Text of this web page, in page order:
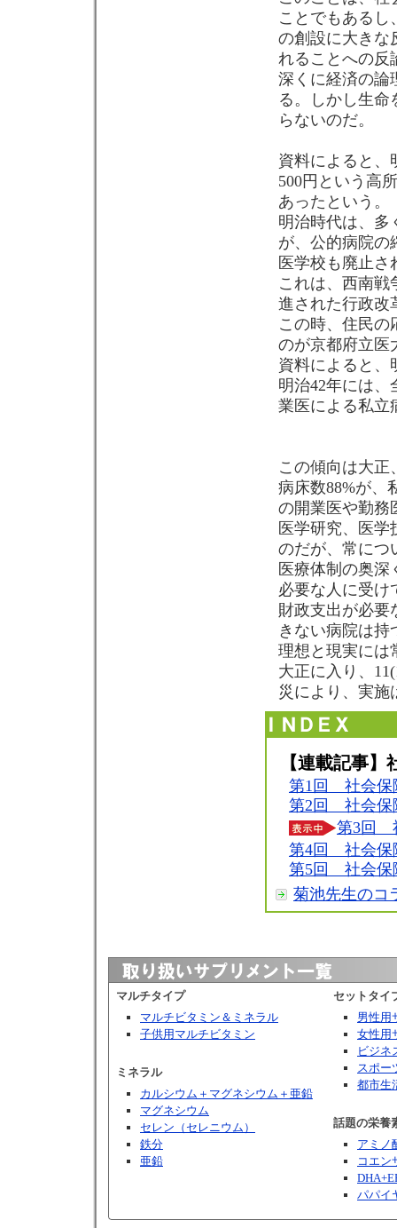
ことでもあるし
の創設に大きな
れることへの反
深くに経済の論
る。しかし生命
らないのだ。
資料によると、
500円という高
あったという。
明治時代は、多
が、公的病院の
医学校も廃止さ
これは、西南戦
進された行政改
この時、住民の
のが京都府立医
資料によると、
明治42年には、
業医による私立
この傾向は大正
病床数88%が、
の開業医や勤務
医学研究、医
のだが、常につ
医療体制の奥
必要な人に受け
財政支出が必要
きない病院は持
理想と現実には
大正に入り、
災により、実施
【連載記事】
第1回 社会保
第2回 社会保
第3回
第4回 社会保
第5回 社会保
菊池先生のコ
マルチタイプ
マルチビタミン＆ミネラル
子供用マルチビタミン
ミネラル
カルシウム＋マグネシウム＋亜鉛
マグネシウム
セレン（セレニウム）
鉄分
亜鉛
セットタイ
男性用
女性用
ビジネ
スポー
都市生
話題の栄養
アミノ
コエン
パパイ